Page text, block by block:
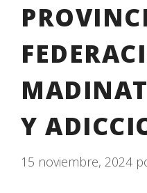
Y
15 noviembre, 2024